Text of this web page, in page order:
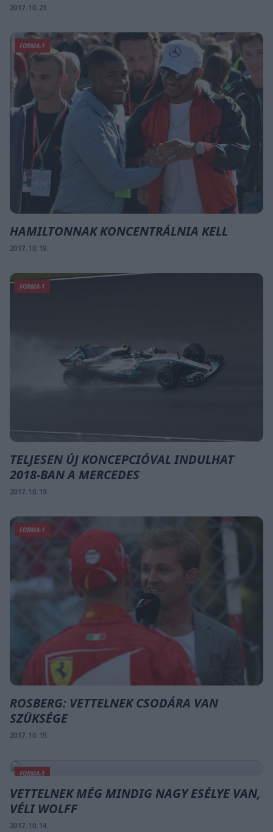
2017. 10. 21.
FORMA-1
HAMILTONNAK KONCENTRÁLNIA KELL
2017. 10. 19.
FORMA-1
TELJESEN ÚJ KONCEPCIÓVAL INDULHAT
2018-BAN A MERCEDES
2017. 10. 19.
FORMA-1
ROSBERG: VETTELNEK CSODÁRA VAN
SZÜKSÉGE
2017. 10. 15.
FORMA-1
VETTELNEK MÉG MINDIG NAGY ESÉLYE VAN,
VÉLI WOLFF
2017. 10. 14.